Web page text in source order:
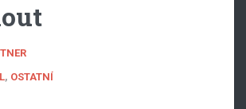
, OSTATNÍ